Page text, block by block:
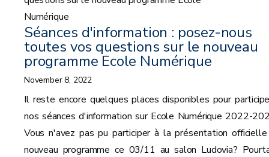
Séances d'information : posez-nous
toutes vos questions sur le nouveau
programme Ecole Numérique
November 8, 2022
Il reste encore quelques places disponibles pour
nos séances d'information sur Ecole Numérique 2022-
Vous n'avez pas pu participer à la présentation
nouveau programme ce 03/11 au salon Ludovia?